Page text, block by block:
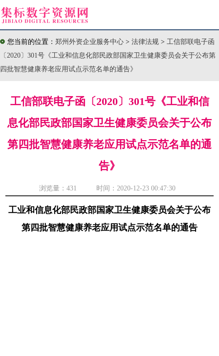
您当前的位置： 郑州外资企业服务中心 > 法律法规 > 工信部联电子函
〔2020〕301号《工业和信息化部民政部国家卫生健康委员会关于公布第
四批智慧健康养老应用试点示范名单的通告》
工信部联电子函〔2020〕301号《工业和信
息化部民政部国家卫生健康委员会关于公布
第四批智慧健康养老应用试点示范名单的通
告》
浏览量： 431 时间：2020-12-23 00:47:30
工业和信息化部民政部国家卫生健康委员会关于公布
第四批智慧健康养老应用试点示范名单的通告